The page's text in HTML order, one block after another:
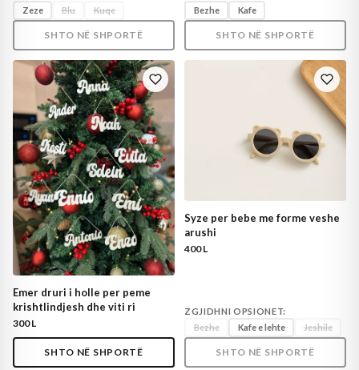
Zeze
Blu Kuqe
SHTO NË SHPORTË
Bezhe
Kafe
SHTO NË SHPORTË
Emer druri i holle per peme
krishtlindjesh dhe viti ri
300 L
SHTO NË SHPORTË
Syze per bebe me forme veshe
arushi
400 L
ZGJIDHNI OPSIONET:
Bezhe
Kafe e lehte Jeshile
SHTO NË SHPORTË